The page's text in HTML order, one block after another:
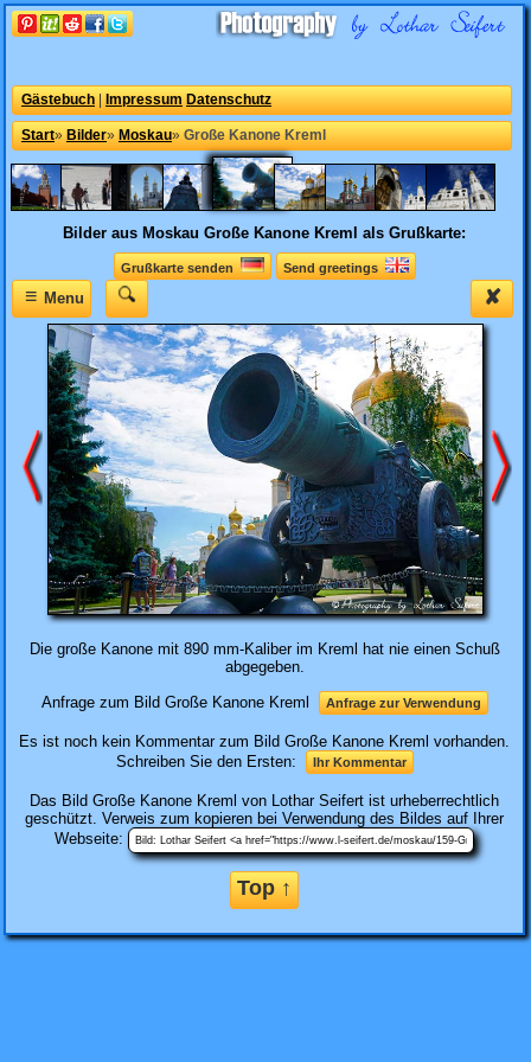
Gästebuch Impressum Datenschutz
Start» Bilder» Moskau» Große Kanone Kreml
Bilder aus MoskauGroße Kanone Kreml als Grußkarte:
Grußkarte senden Send greetings
✘
≡Menu
Die große Kanone mit 890 mm-Kaliber im Kreml hat nie einen Schuß
abgegeben.
Anfrage zum Bild Große Kanone Kreml
Anfrage zur Verwendung
Es ist noch kein Kommentar zum Bild Große Kanone Kreml vorhanden.
Schreiben Sie den Ersten:
Ihr Kommentar
Das BildGroße Kanone Kreml von Lothar Seifert ist urheberrechtlich
geschützt. Verweis zum kopieren bei Verwendung des Bildes auf Ihrer
Webseite:
Top ↑